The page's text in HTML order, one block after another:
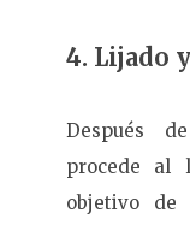
4. Lijado
Después
procede al
objetivo